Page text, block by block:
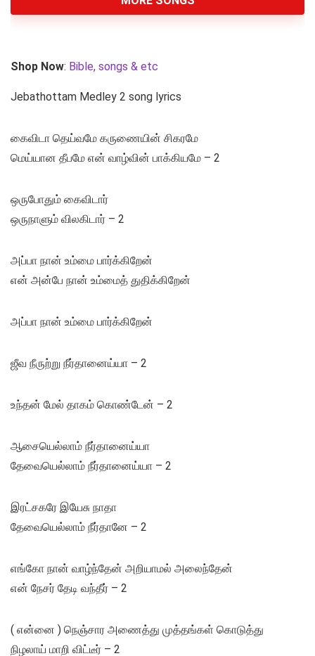
Shop Now: Bible, songs & etc
Jebathottam Medley 2 song lyrics
கைவிடா தெய்வமே கருணையின் சிகரமே
மெய்யான தீபமே என் வாழ்வின் பாக்கியமே – 2
ஒருபோதும் கைவிடார்
ஒருநாளும் விலகிடார் – 2
அப்பா நான் உம்மை பார்க்கிறேன்
என் அன்பே நான் உம்மைத் துதிக்கிறேன்
அப்பா நான் உம்மை பார்க்கிறேன்
ஜீவ நீருற்று நீர்தானைய்யா – 2
உந்தன் மேல் தாகம் கொண்டேன் – 2
ஆசையெல்லாம் நீர்தானைய்யா
தேவையெல்லாம் நீர்தானைய்யா – 2
இரட்சகரே இயேசு நாதா
தேவையெல்லாம் நீர்தானே – 2
எங்கோ நான் வாழ்ந்தேன் அறியாமல் அலைந்தேன்
என் நேசர் தேடி வந்தீர் – 2
( என்னை ) நெஞ்சார அணைத்து முத்தங்கள் கொடுத்து
நிழலாய் மாறி விட்டீர் – 2